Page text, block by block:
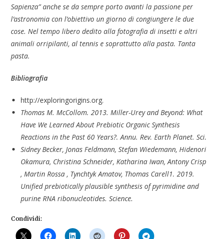
Sapienza” anche se da sempre porto avanti la passione per
l’astronomia con l’obiettivo un giorno di congiungere le due
cose. Nel tempo libero dedito alla fotografia di insetti e altri
animali orripilanti, al tennis e soprattutto alla pasta. Tanta
pasta.
Bibliografia
http://exploringorigins.org.
Thomas M. McCollom. 2013. Miller-Urey and Beyond: What
Have We Learned About Prebiotic Organic Synthesis
Reactions in the Past 60 Years?. Annu. Rev. Earth Planet. Sci.
Sidney Becker, Jonas Feldmann, Stefan Wiedemann, Hidenori
Okamura, Christina Schneider, Katharina Iwan, Antony Crisp
, Martin Rossa , Tynchtyk Amatov, Thomas Carell1. 2019.
Unified prebiotically plausible synthesis of pyrimidine and
purine RNA ribonucleotides. Science.
Condividi: